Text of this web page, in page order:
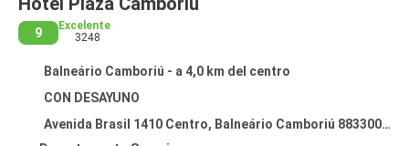
9
Excelente
3248
Balneário Camboriú - a 4,0 km del centro
CON DESAYUNO
Avenida Brasil 1410 Centro, Balneário Camboriú 88330048